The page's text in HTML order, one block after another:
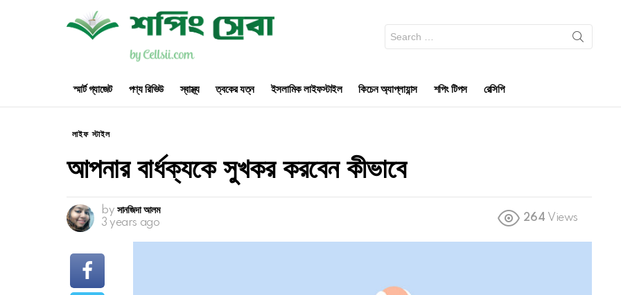
for:
স্মার্ট গ্যাজেট পণ্য রিভিউ স্বাস্থ্য ত্বকের যত্ন ইসলামিক লাইফস্টাইল কিচেন অ্যাপ্লায়ান্স শপিং টিপস রেসিপি
লাইফ স্টাইল
আপনার বার্ধক্যকে সুখকর করবেন কীভাবে
by সানজিদা আলম
3 years ago
264 Views